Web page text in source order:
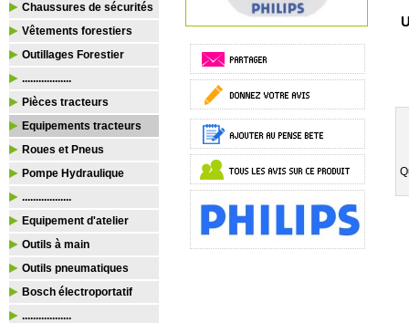
Chaussures de sécurités
Vêtements forestiers
Outillages Forestier
..................
Pièces tracteurs
Equipements tracteurs
Roues et Pneus
Pompe Hydraulique
..................
Equipement d'atelier
Outils à main
Outils pneumatiques
Bosch électroportatif
..................